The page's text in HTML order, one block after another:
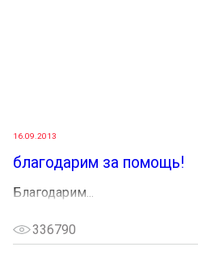
16.09.2013
благодарим за помощь!
Благодарим...
336790